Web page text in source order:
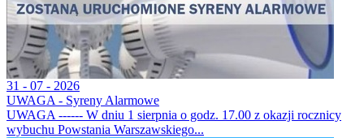
31 - 07 - 2026
UWAGA - Syreny Alarmowe
UWAGA ------ W dniu 1 sierpnia o godz. 17.00 z okazji rocznicy
wybuchu Powstania Warszawskiego...